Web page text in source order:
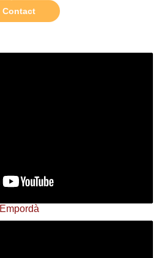
Contact
Empordà